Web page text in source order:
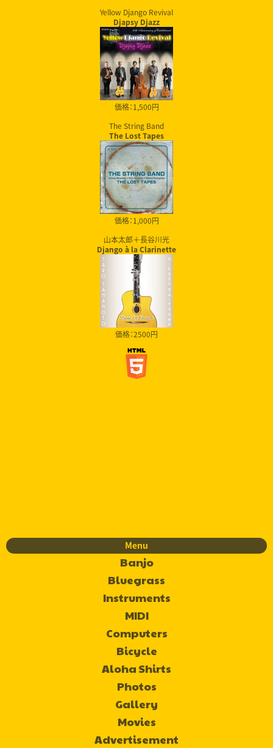
Yellow Django Revival
Djapsy Djazz
価格：1,500円
The String Band
The Lost Tapes
価格：1,000円
山本太郎＋長谷川光
Django à la Clarinette
価格：2500円
Menu
Banjo
Bluegrass
Instruments
MIDI
Computers
Bicycle
Aloha Shirts
Photos
Gallery
Movies
Advertisement